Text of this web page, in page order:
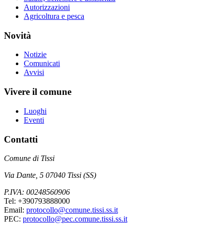
Autorizzazioni
Agricoltura e pesca
Novità
Notizie
Comunicati
Avvisi
Vivere il comune
Luoghi
Eventi
Contatti
Comune di Tissi
Via Dante, 5 07040 Tissi (SS)
P.IVA: 00248560906
Tel: +390793888000
Email: protocollo@comune.tissi.ss.it
PEC: protocollo@pec.comune.tissi.ss.it